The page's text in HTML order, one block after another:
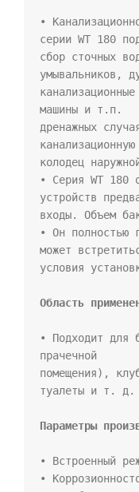
•
серии WT 180
сбор сточных
умывальников,
машины и т.п.
дренажных
колодец
• Серия WT 180
устройств
входы. Объем
• Он полностью
может
условия
• Подходит для
прачечной
помещения),
туалеты и т. д.
• Встроенный
•